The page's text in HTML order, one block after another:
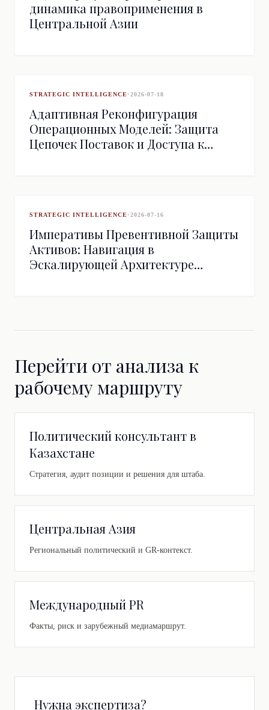
динамика правоприменения в
Центральной Азии
STRATEGIC INTELLIGENCE•2026-07-18
Адаптивная Реконфигурация
Операционных Моделей: Защита
Цепочек Поставок и Доступа к
STRATEGIC INTELLIGENCE•2026-07-16
Императивы Превентивной Защиты
Активов: Навигация в
Эскалирующей Архитектуре
Перейти от анализа к
рабочему маршруту
Политический консультант в
Казахстане
Стратегия, аудит позиции и решения для штаба.
Центральная Азия
Региональный политический и GR-контекст.
Международный PR
Факты, риск и зарубежный медиамаршрут.
Нужна экспертиза?